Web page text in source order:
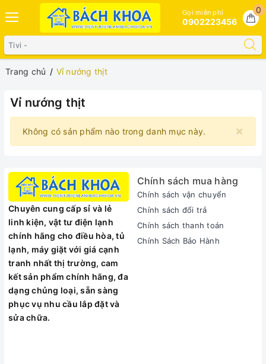
0
Gọi miễn phí
0902223456
Trang chủ Vỉ nướng thịt
Vỉ nướng thịt
×
Không có sản phẩm nào trong danh mục này.
Chuyên cung cấp sỉ và lẻ
linh kiện, vật tư điện lạnh
chính hãng cho điều hòa, tủ
lạnh, máy giặt với giá cạnh
tranh nhất thị trường, cam
kết sản phẩm chính hãng, đa
dạng chủng loại, sẵn sàng
phục vụ nhu cầu lắp đặt và
sửa chữa.
Chính sách mua hàng
Chính sách vận chuyển
Chính sách đổi trả
Chính sách thanh toán
Chính Sách Bảo Hành